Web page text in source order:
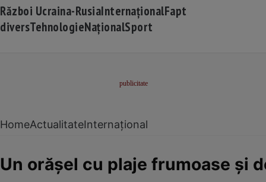
Război Ucraina-RusiaInternaționalFapt
diversTehnologieNaționalSport
HomeActualitateInternațional
Un orășel cu plaje frumoase și